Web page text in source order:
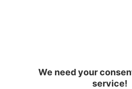
We need your
service!